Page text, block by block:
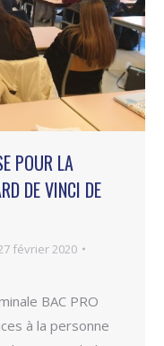
POUR LA
DE VINCI DE
février 2020
BAC PRO
à la personne